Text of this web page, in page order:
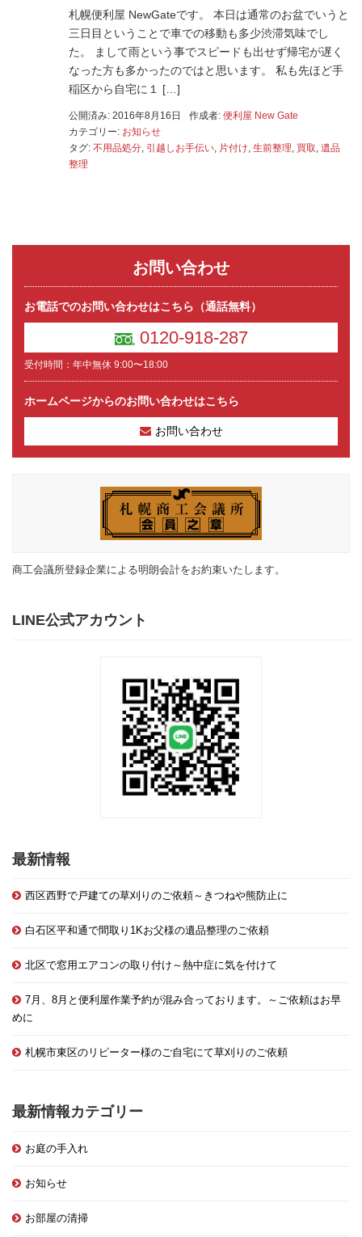
札幌便利屋 NewGateです。 本日は通常のお盆でいうと
三日目ということで車での移動も多少渋滞気味でし
た。 まして雨という事でスピードも出せず帰宅が遅く
なった方も多かったのではと思います。 私も先ほど手
稲区から自宅に１ […]
公開済み: 2016年8月16日 作成者: 便利屋 New Gate
カテゴリー: お知らせ
タグ: 不用品処分, 引越しお手伝い, 片付け, 生前整理, 買取, 遺品
整理
お問い合わせ
お電話でのお問い合わせはこちら（通話無料）
0120-918-287
受付時間：年中無休 9:00〜18:00
ホームページからのお問い合わせはこちら
お問い合わせ
商工会議所登録企業による明朗会計をお約束いたします。
LINE公式アカウント
最新情報
西区西野で戸建ての草刈りのご依頼～きつねや熊防止に
白石区平和通で間取り1Kお父様の遺品整理のご依頼
北区で窓用エアコンの取り付け～熱中症に気を付けて
7月、8月と便利屋作業予約が混み合っております。～ご依頼はお早
めに
札幌市東区のリピーター様のご自宅にて草刈りのご依頼
最新情報カテゴリー
お庭の手入れ
お知らせ
お部屋の清掃